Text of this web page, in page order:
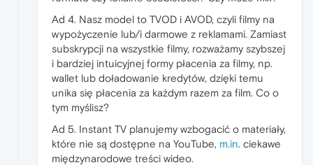
Ad 4. Nasz model to TVOD i AVOD, czyli filmy na
wypożyczenie lub/i darmowe z reklamami. Zamiast
subskrypcji na wszystkie filmy, rozważamy szybszej
i bardziej intuicyjnej formy płacenia za filmy, np.
wallet lub doładowanie kredytów, dzięki temu
unika się płacenia za każdym razem za film. Co o
tym myślisz?
Ad 5. Instant TV planujemy wzbogacić o materiały,
które nie są dostępne na YouTube, m.in. ciekawe
międzynarodowe treści wideo.